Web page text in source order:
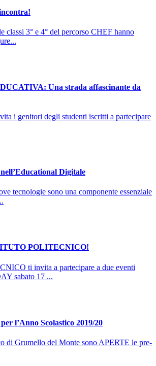
classi 3° e 4° del percorso CHEF hanno
Una strada affascinante da
i genitori degli studenti iscritti a partecipare
Digitale
tecnologie sono una componente essenziale
POLITECNICO!
ti invita a partecipare a due eventi
sabato 17 ...
l’Anno Scolastico 2019/20
di Grumello del Monte sono APERTE le pre-